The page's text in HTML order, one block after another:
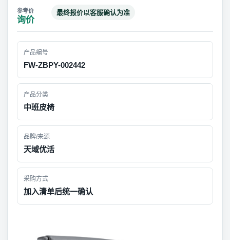
询价
最终报价以客服确认为准
产品编号
FW-ZBPY-002442
产品分类
中班皮椅
品牌/来源
天域优活
采购方式
加入清单后统一确认